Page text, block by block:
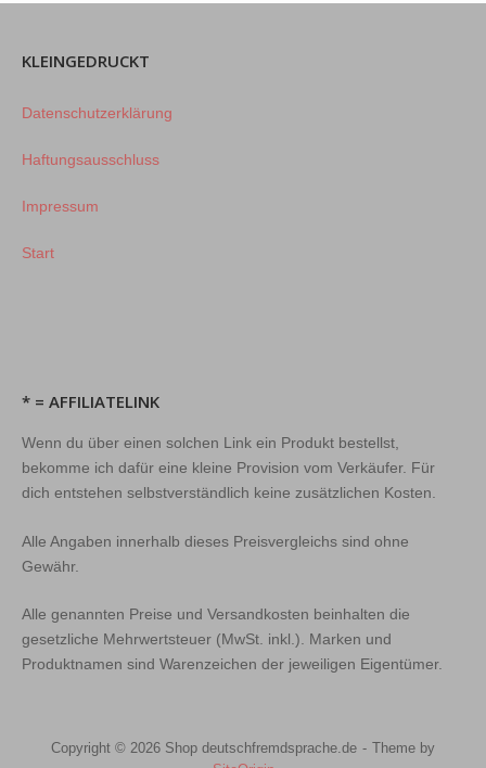
KLEINGEDRUCKT
Datenschutzerklärung
Haftungsausschluss
Impressum
Start
* = AFFILIATELINK
Wenn du über einen solchen Link ein Produkt bestellst,
bekomme ich dafür eine kleine Provision vom Verkäufer. Für
dich entstehen selbstverständlich keine zusätzlichen Kosten.
Alle Angaben innerhalb dieses Preisvergleichs sind ohne
Gewähr.
Alle genannten Preise und Versandkosten beinhalten die
gesetzliche Mehrwertsteuer (MwSt. inkl.). Marken und
Produktnamen sind Warenzeichen der jeweiligen Eigentümer.
Copyright © 2026 Shop deutschfremdsprache.de
Theme by